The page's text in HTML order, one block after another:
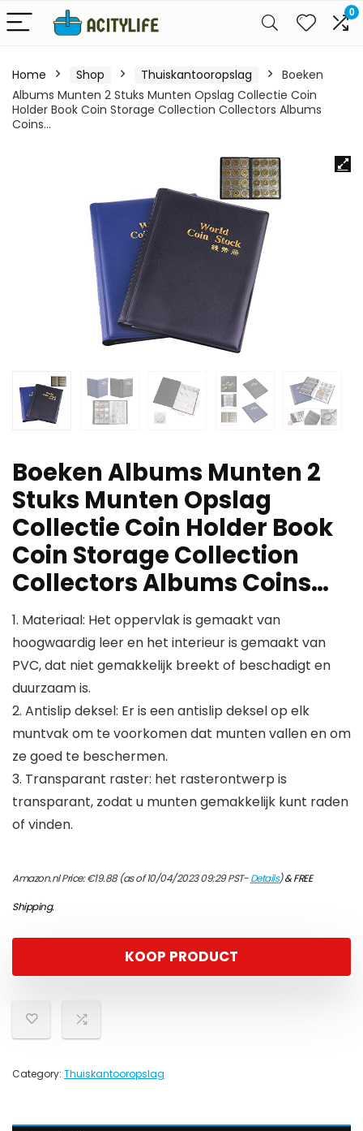
0
Home Shop Thuiskantooropslag
Boeken
Albums Munten 2 Stuks Munten Opslag Collectie Coin
Holder Book Coin Storage Collection Collectors Albums
Coins…
Boeken Albums Munten 2
Stuks Munten Opslag
Collectie Coin Holder Book
Coin Storage Collection
Collectors Albums Coins…
1. Materiaal: Het oppervlak is gemaakt van
hoogwaardig leer en het interieur is gemaakt van
PVC, dat niet gemakkelijk breekt of beschadigt en
duurzaam is.
2. Antislip deksel: Er is een antislip deksel op elk
muntvak om te voorkomen dat munten vallen en om
ze goed te beschermen.
3. Transparant raster: het rasterontwerp is
transparant, zodat u munten gemakkelijk kunt raden
of vinden.
Amazon.nl Price:€19.88(as of 10/04/2023 09:29 PST-Details)&FREE
Shipping.
KOOP PRODUCT
Category: Thuiskantooropslag